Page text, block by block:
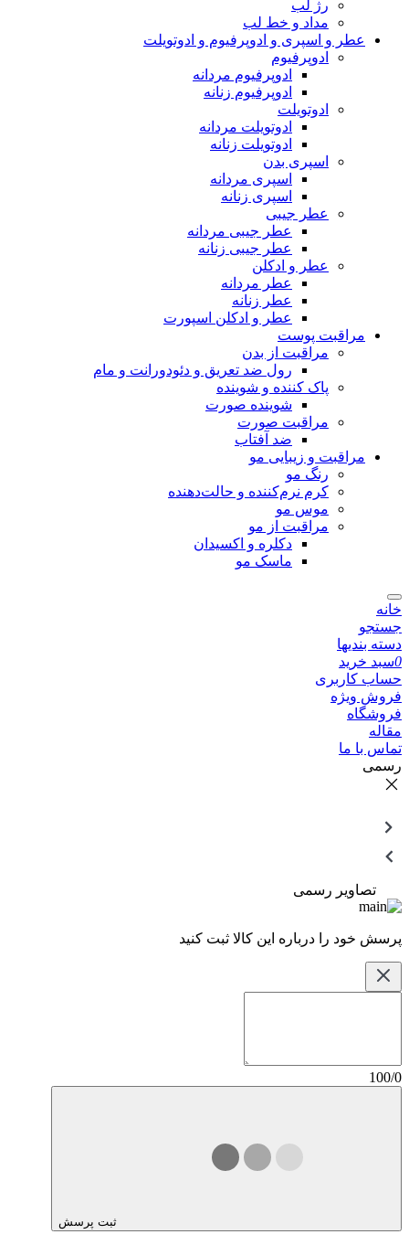
رژ لب
مداد و خط لب
عطر و اسپری و ادوپرفیوم و ادوتویلت
ادوپرفیوم
ادوپرفیوم مردانه
ادوپرفیوم زنانه
ادوتویلت
ادوتویلت مردانه
ادوتویلت زنانه
اسپری بدن
اسپری مردانه
اسپری زنانه
عطر جیبی
عطر جیبی مردانه
عطر جیبی زنانه
عطر و ادکلن
عطر مردانه
عطر زنانه
عطر و ادکلن اسپورت
مراقبت پوست
مراقبت از بدن
رول ضد تعریق و دئودورانت و مام
پاک کننده و شوینده
شوینده صورت
مراقبت صورت
ضد آفتاب
مراقبت و زیبایی مو
رنگ مو
کرم نرم‌کننده و حالت‌دهنده
موس مو
مراقبت از مو
دکلره و اکسیدان
ماسک مو
خانه
جستجو
دسته بندیها
0سبد خرید
حساب کاربری
فروش ویژه
فروشگاه
مقاله
تماس با ما
رسمی
تصاویر رسمی
پرسش خود را درباره این کالا ثبت کنید
100/0
ثبت پرسش